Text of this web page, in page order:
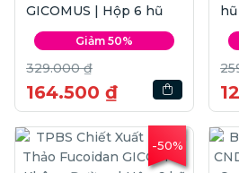
GICOMUS | Hộp 6 hũ
Giảm 50%
329.000 ₫
164.500 ₫
hũ
-50%